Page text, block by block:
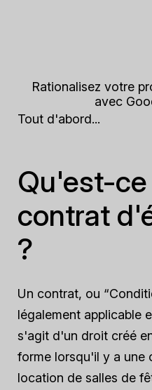
Rationalisez votre
avec
Tout d'abord...
Qu'est-
contrat
?
Un contrat, ou
légalement applicable
s'agit d'un droit créé
forme lorsqu'il y a une
location de salles de